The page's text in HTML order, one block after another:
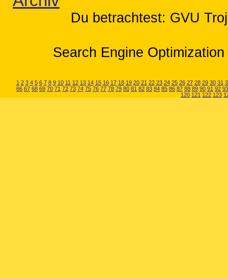
Du betrachtest: GVU
Search Engine
1 2 3 4 5 6 7 8 9 10 11 12 13 14 15 16 17 18 19 20 21 22 23 24 25 26 27 28 29 30 31
66 67 68 69 70 71 72 73 74 75 76 77 78 79 80 81 82 83 84 85 86 87 88 89 90 91 92 93
120 121 122 123